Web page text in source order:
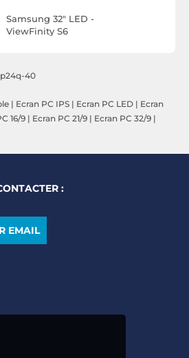
Samsung 32" LED -
ViewFinity S6
40
| Ecran PC IPS | Ecran PC LED | Ecran
16/9 | Ecran PC 21/9 | Ecran PC 32/9 |
:
EMAIL